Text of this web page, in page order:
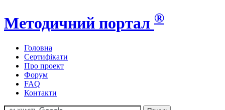
Методичний портал ®
Головна
Сертифікати
Про проект
Форум
FAQ
Контакти